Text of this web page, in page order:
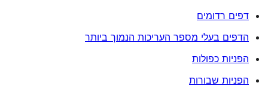
דפים רדומים
הדפים בעלי מספר העריכות הנמוך ביותר
הפניות כפולות
הפניות שבורות